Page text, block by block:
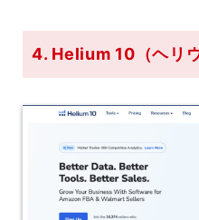
4. Helium 10（ヘリ